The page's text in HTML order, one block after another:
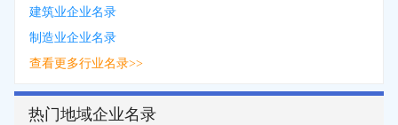
建筑业企业名录
制造业企业名录
查看更多行业名录>>
热门地域企业名录